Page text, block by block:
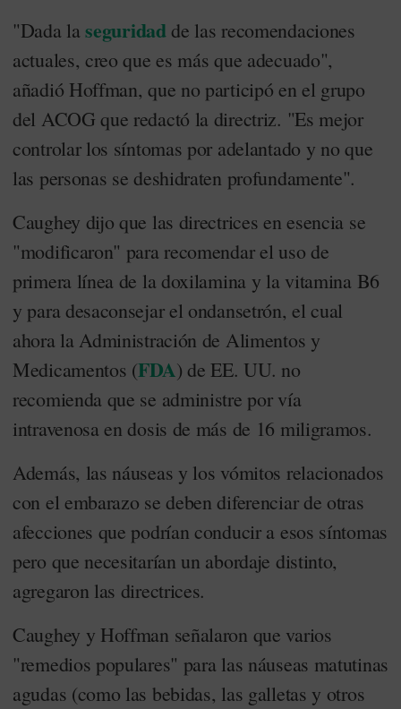
"Dada laseguridadde las recomendaciones
actuales, creo que es más que adecuado",
añadió Hoffman, que no participó en el grupo
del ACOG que redactó la directriz. "Es mejor
controlar los síntomas por adelantado y no que
las personas se deshidraten profundamente".
Caughey dijo que las directrices en esencia se
"modificaron" para recomendar el uso de
primera línea de la doxilamina y la vitamina B6
y para desaconsejar el ondansetrón, el cual
ahora la Administración de Alimentos y
Medicamentos (FDA) de EE. UU. no
recomienda que se administre por vía
intravenosa en dosis de más de 16 miligramos.
Además, las náuseas y los vómitos relacionados
con el embarazo se deben diferenciar de otras
afecciones que podrían conducir a esos síntomas
pero que necesitarían un abordaje distinto,
agregaron las directrices.
Caughey y Hoffman señalaron que varios
"remedios populares" para las náuseas matutinas
agudas (como las bebidas, las galletas y otros